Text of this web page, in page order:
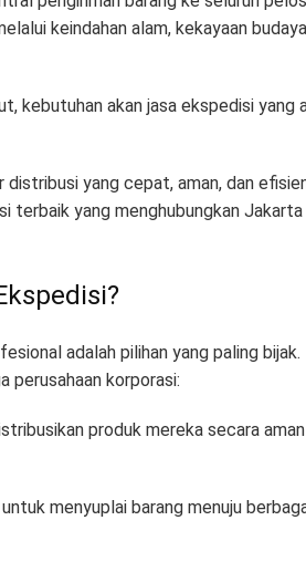
keindahan alam, kekayaan
kebutuhan akan jasa ekspedisi yang
yang cepat, aman, dan
terbaik yang menghubungkan
adalah pilihan yang paling bijak.
perusahaan korporasi:
produk mereka secara aman
menyuplai barang menuju